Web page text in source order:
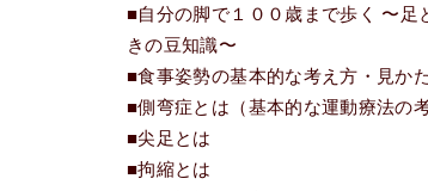
■自分の脚で１００歳まで歩く 〜足
きの豆知識〜
■食事姿勢の基本的な考え方・見かた
■側弯症とは（基本的な運動療法の考
■尖足とは
■拘縮とは